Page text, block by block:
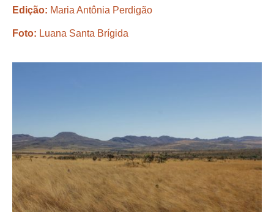
Edição: Maria Antônia Perdigão
Foto: Luana Santa Brígida